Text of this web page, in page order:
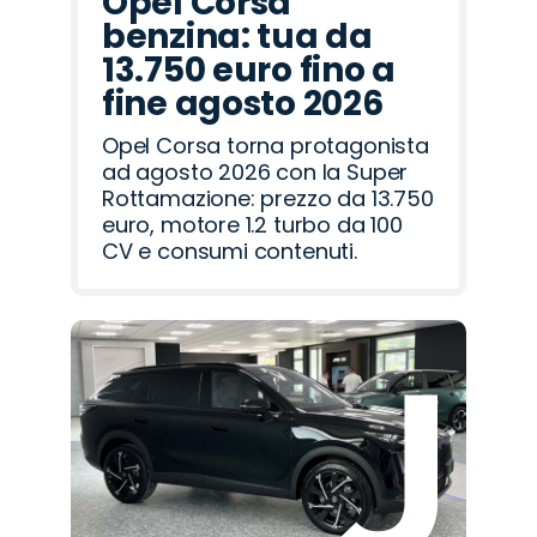
benzina: tua da
13.750 euro fino a
fine agosto 2026
Opel Corsa torna protagonista
ad agosto 2026 con la Super
Rottamazione: prezzo da 13.750
euro, motore 1.2 turbo da 100
CV e consumi contenuti.